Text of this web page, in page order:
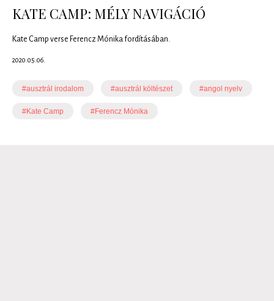
KATE CAMP: MÉLY NAVIGÁCIÓ
Kate Camp verse Ferencz Mónika fordításában.
2020.05.06.
#ausztrál irodalom #ausztrál költészet #angol nyelv
#Kate Camp #Ferencz Mónika